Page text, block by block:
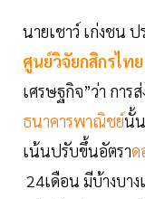
นายเชาว์ เก่งชน
ศูนย์วิจัยกสิกรไท
เศรษฐกิจ”ว่า การ
ธนาคารพาณิชย์นั้
เน้นปรับขึ้นอัตราด
24เดือน มีบ้างบา